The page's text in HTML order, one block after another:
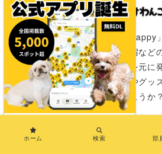
「きみのワクワクはわたしのHappy」
愛犬と一緒に行けるカフェや宿など
全国の飼い主さんからの情報を元に
おでかけが楽しみになる情報やグッ
さぁ次は君と一緒にどこに行こうか？
おでかけわんこ部
ホーム 検索 部